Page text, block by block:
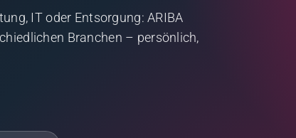
IT oder Entsorgung: ARIBA
Branchen – persönlich,